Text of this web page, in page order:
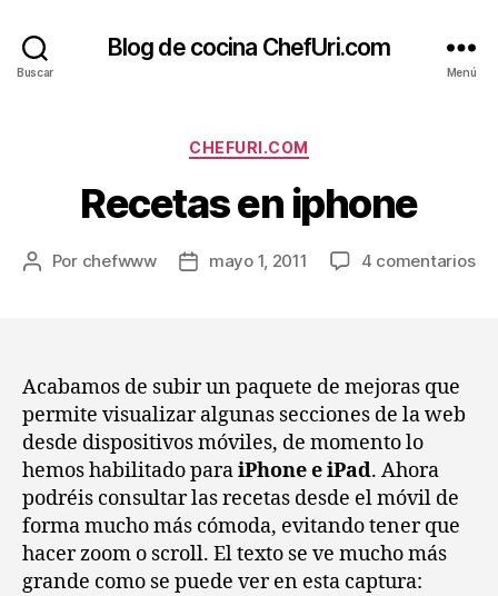
Buscar
Blog de cocina ChefUri.com
Menú
Categorías
CHEFURI.COM
Recetas en iphone
Autor
Por chefwww
Fechamayo 1, 2011 4 comentariosen
Acabamos de subir un paquete de mejoras que
permite visualizar algunas secciones de la web
desde dispositivos móviles, de momento lo
hemos habilitado paraiPhone e iPad. Ahora
podréis consultar las recetas desde el móvil de
forma mucho más cómoda, evitando tener que
hacer zoom o scroll. El texto se ve mucho más
grande como se puede ver en esta captura: